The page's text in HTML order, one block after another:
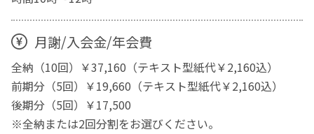
月謝/入会金/年会費
全納（10回）￥37,160（テキスト型紙代￥2,160込）
前期分（5回）￥19,660（テキスト型紙代￥2,160込）
後期分（5回）￥17,500
※全納または2回分割をお選びください。